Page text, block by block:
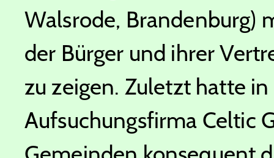
Walsrode, Brandenburg)
der Bürger und ihrer
zu zeigen. Zuletzt hatte
Aufsuchungsfirma Celtic